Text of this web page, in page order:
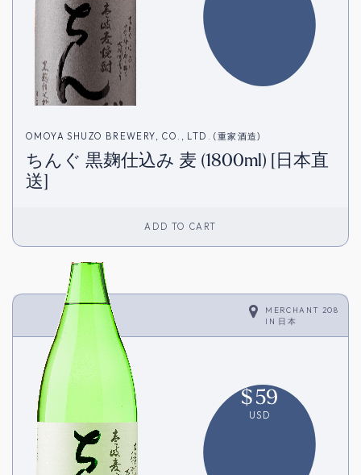
OMOYA SHUZO BREWERY, CO., LTD. (重家酒造)
ちんぐ 黒麹仕込み 麦 (1800ml) [日本直
送]
ADD TO CART
MERCHANT 208
IN 日本
$59
USD